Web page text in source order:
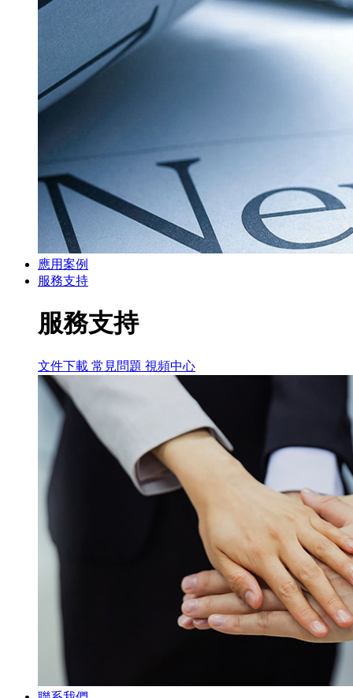
應用案例
服務支持
服務支持
文件下載 常見問題 視頻中心